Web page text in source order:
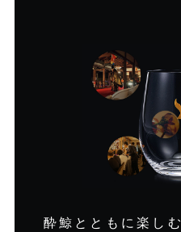
酔鯨とともに楽しむ